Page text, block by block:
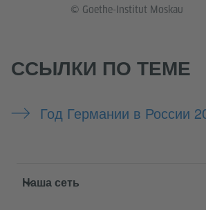
© Goethe-Institut Moskau
ССЫЛКИ ПО ТЕМЕ
Год Германии в России
Service- und
Наша сеть